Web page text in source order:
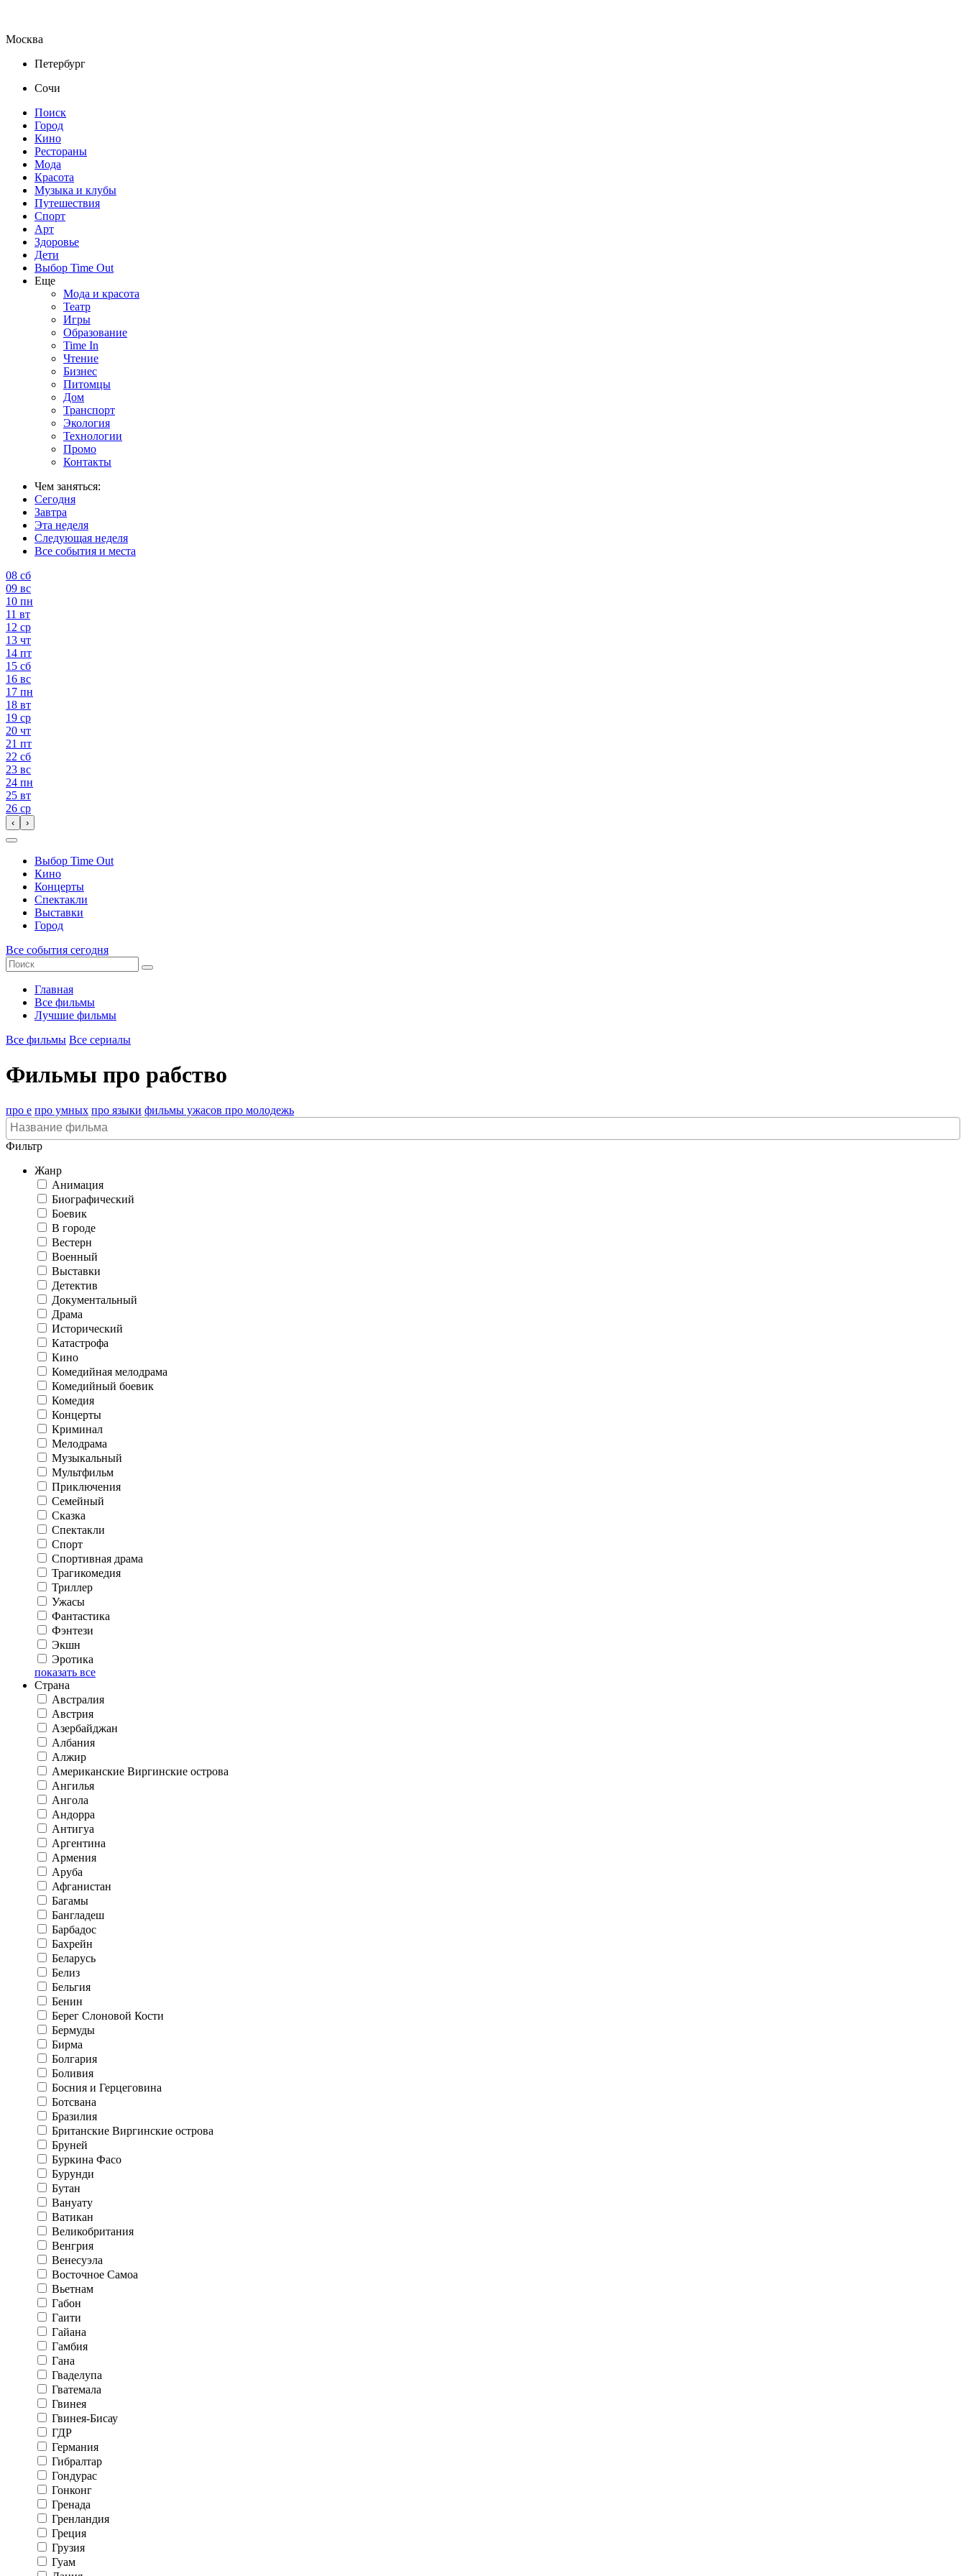
Москва
Петербург
Сочи
Поиск
Город
Кино
Рестораны
Мода
Красота
Музыка и клубы
Путешествия
Спорт
Арт
Здоровье
Дети
Выбор Time Out
Еще
Мода и красота
Театр
Игры
Образование
Time In
Чтение
Бизнес
Питомцы
Дом
Транспорт
Экология
Технологии
Промо
Контакты
Чем заняться:
Сегодня
Завтра
Эта неделя
Следующая неделя
Все события и места
08 сб
09 вс
10 пн
11 вт
12 ср
13 чт
14 пт
15 сб
16 вс
17 пн
18 вт
19 ср
20 чт
21 пт
22 сб
23 вс
24 пн
25 вт
26 ср
‹ ›
Выбор Time Out
Кино
Концерты
Спектакли
Выставки
Город
Все события сегодня
Главная
Все фильмы
Лучшие фильмы
Все фильмы Все сериалы
Фильмы про рабство
про е про умных про языки фильмы ужасов про молодежь
Фильтр
Жанр
Анимация
Биографический
Боевик
В городе
Вестерн
Военный
Выставки
Детектив
Документальный
Драма
Исторический
Катастрофа
Кино
Комедийная мелодрама
Комедийный боевик
Комедия
Концерты
Криминал
Мелодрама
Музыкальный
Мультфильм
Приключения
Семейный
Сказка
Спектакли
Спорт
Спортивная драма
Трагикомедия
Триллер
Ужасы
Фантастика
Фэнтези
Экшн
Эротика
показать все
Страна
Австралия
Австрия
Азербайджан
Албания
Алжир
Американские Виргинские острова
Ангилья
Ангола
Андорра
Антигуа
Аргентина
Армения
Аруба
Афганистан
Багамы
Бангладеш
Барбадос
Бахрейн
Беларусь
Белиз
Бельгия
Бенин
Берег Слоновой Кости
Бермуды
Бирма
Болгария
Боливия
Босния и Герцеговина
Ботсвана
Бразилия
Британские Виргинские острова
Бруней
Буркина Фасо
Бурунди
Бутан
Вануату
Ватикан
Великобритания
Венгрия
Венесуэла
Восточное Самоа
Вьетнам
Габон
Гаити
Гайана
Гамбия
Гана
Гваделупа
Гватемала
Гвинея
Гвинея-Бисау
ГДР
Германия
Гибралтар
Гондурас
Гонконг
Гренада
Гренландия
Греция
Грузия
Гуам